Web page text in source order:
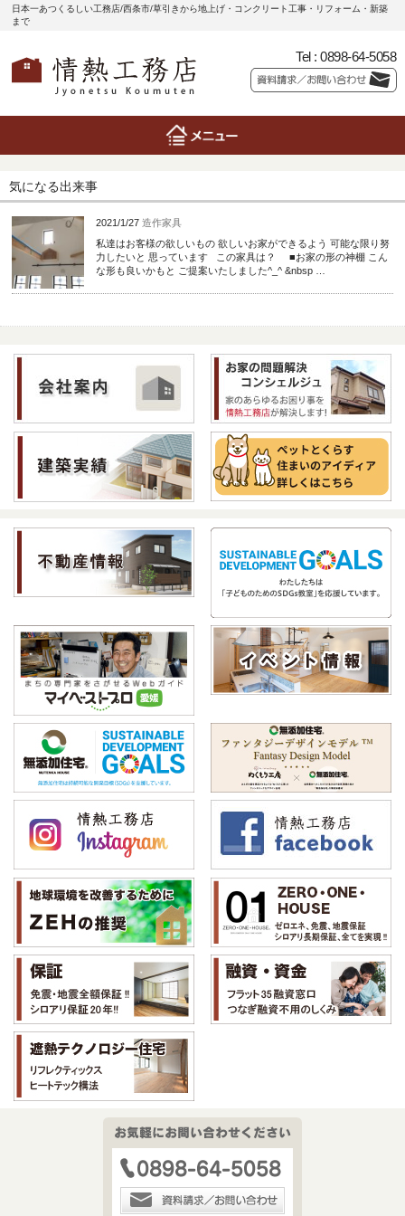
日本一あつくるしい工務店/西条市/草引きから地上げ・コンクリート工事・リフォーム・新築
まで
Tel : 0898-64-5058
気になる出来事
2021/1/27 造作家具
私達はお客様の欲しいもの 欲しいお家ができるよう 可能な限り努
力したいと 思っています この家具は？ ■お家の形の神棚 こん
な形も良いかもと ご提案いたしました^_^ &nbsp …